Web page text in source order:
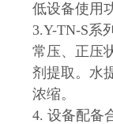
低设备使用
3.Y-TN-S系
常压、正压
剂提取。水
浓缩。
4. 设备配备